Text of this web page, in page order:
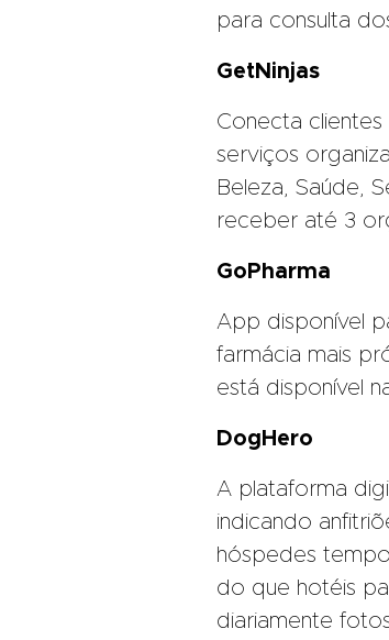
para consulta
GetNinjas
Conecta
serviços
Beleza, Saúde,
receber até 3
GoPharma
App disponível
farmácia mais
está disponível
DogHero
A plataforma
indicando
hóspedes
do que hotéis
diariamente